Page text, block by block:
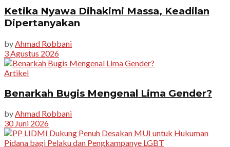
Ketika Nyawa Dihakimi Massa, Keadilan
Dipertanyakan
byAhmad Robbani
3 Agustus 2026
Artikel
Benarkah Bugis Mengenal Lima Gender?
byAhmad Robbani
30 Juni 2026